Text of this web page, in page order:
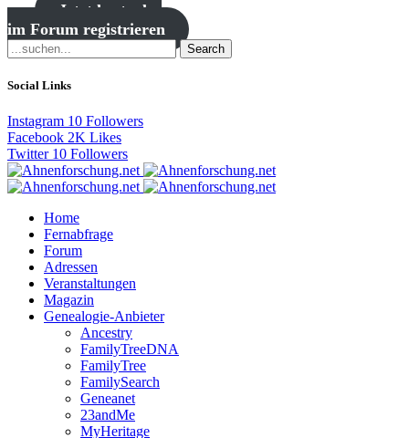
Jetzt kostenlos
im Forum registrieren
Search
Social Links
Instagram 10 Followers
Facebook 2K Likes
Twitter 10 Followers
Home
Fernabfrage
Forum
Adressen
Veranstaltungen
Magazin
Genealogie-Anbieter
Ancestry
FamilyTreeDNA
FamilyTree
FamilySearch
Geneanet
23andMe
MyHeritage